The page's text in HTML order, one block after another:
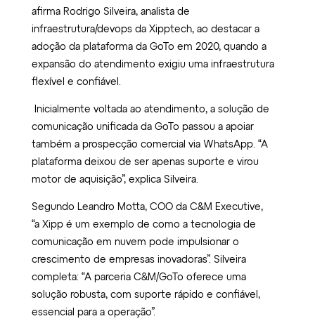
afirma Rodrigo Silveira, analista de
infraestrutura/devops da Xipptech, ao destacar a
adoção da plataforma da GoTo em 2020, quando a
expansão do atendimento exigiu uma infraestrutura
flexível e confiável.
Inicialmente voltada ao atendimento, a solução de
comunicação unificada da GoTo passou a apoiar
também a prospecção comercial via WhatsApp. “A
plataforma deixou de ser apenas suporte e virou
motor de aquisição”, explica Silveira.
Segundo Leandro Motta, COO da C&M Executive,
“a Xipp é um exemplo de como a tecnologia de
comunicação em nuvem pode impulsionar o
crescimento de empresas inovadoras”. Silveira
completa: “A parceria C&M/GoTo oferece uma
solução robusta, com suporte rápido e confiável,
essencial para a operação”.